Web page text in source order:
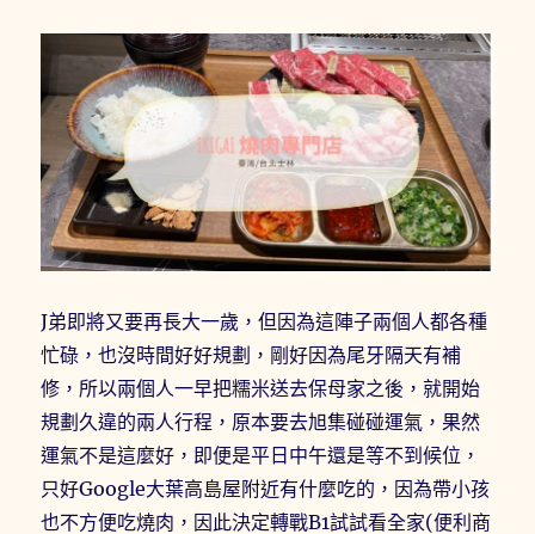
J弟即將又要再長大一歲，但因為這陣子兩個人都各種
忙碌，也沒時間好好規劃，剛好因為尾牙隔天有補
修，所以兩個人一早把糯米送去保母家之後，就開始
規劃久違的兩人行程，原本要去旭集碰碰運氣，果然
運氣不是這麼好，即便是平日中午還是等不到候位，
只好Google大葉高島屋附近有什麼吃的，因為帶小孩
也不方便吃燒肉，因此決定轉戰B1試試看全家(便利商